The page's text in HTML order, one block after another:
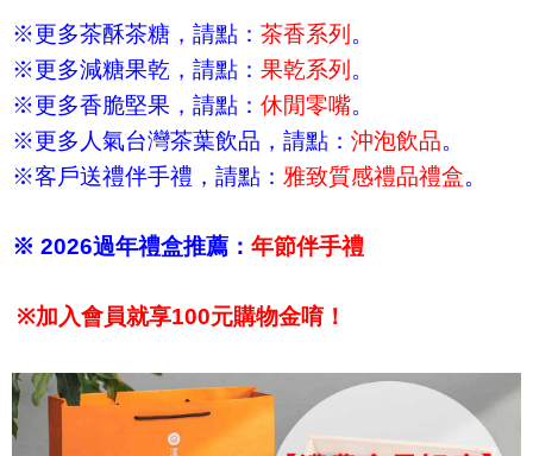
※更多茶酥茶糖，請點： 茶香系列 。
※更多減糖果乾，請點： 果乾系列 。
※更多香脆堅果，請點： 休閒零嘴。
※更多人氣台灣茶葉飲品，請點： 沖泡飲品。
※客戶送禮伴手禮，請點： 雅致質感禮品禮盒。
※ 2026過年禮盒推薦： 年節伴手禮
※加入會員就享100元購物金唷！